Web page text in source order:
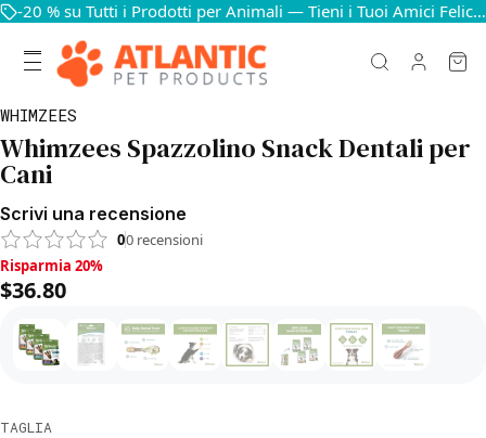
-20 % su Tutti i Prodotti per Animali — Tieni i Tuoi Amici Felici e in Salute
WHIMZEES
Whimzees Spazzolino Snack Dentali per
Cani
Scrivi una recensione
00 recensioni
Risparmia 20%, $36.80
Risparmia 20%
$36.80
TAGLIA